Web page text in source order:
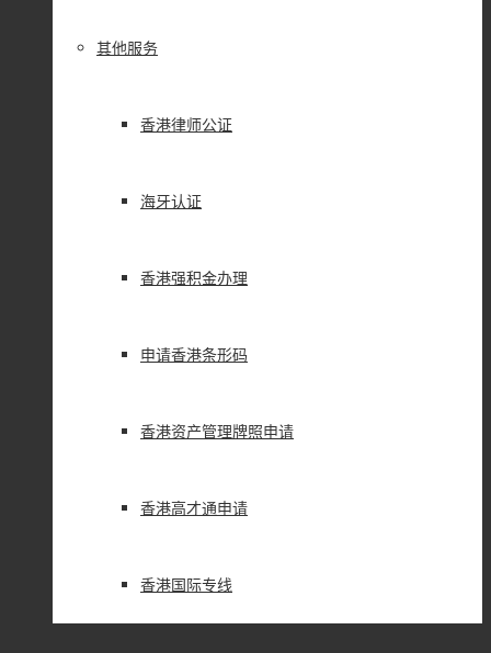
其他服务
香港律师公证
海牙认证
香港强积金办理
申请香港条形码
香港资产管理牌照申请
香港高才通申请
香港国际专线